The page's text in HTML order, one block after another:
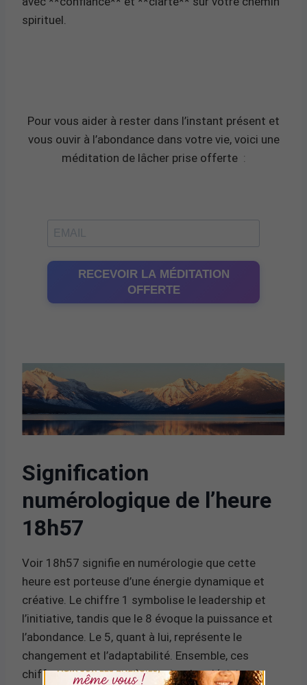
spirituel.
Pour vous aider à rester dans l’instant présent et
vous ouvir à l’abondance dans votre vie, voici une
méditation de lâcher prise offerte :
RECEVOIR LA MÉDITATION
OFFERTE
Signification
numérologique de l’heure
18h57
Voir 18h57 signifie en numérologie que cette
heure est porteuse d’une énergie dynamique et
créative. Le chiffre 1 symbolise le leadership et
l’initiative, tandis que le 8 évoque la puissance et
l’abondance. Le 5, quant à lui, représente le
changement et l’adaptabilité. Ensemble, ces
chiffres encouragent à prendre des décisions